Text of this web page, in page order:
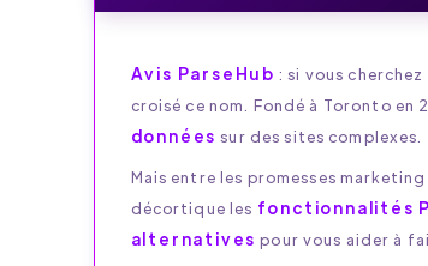
Avis ParseHub : si vous cherchez
croisé ce nom. Fondé à Toronto en
données sur des sites complexes.
Mais entre les promesses
décortique les fonctionnalités
alternatives pour vous aider à